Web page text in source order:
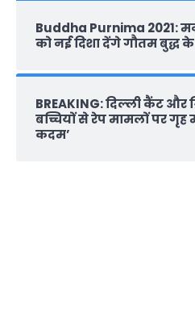
Buddha Purnima 2021:
को नई दिशा देंगे गौतम बुद्ध के
BREAKING: दिल्‍ली कैंट और
बच्चियों से रेप मामलों पर गृह
कदम’